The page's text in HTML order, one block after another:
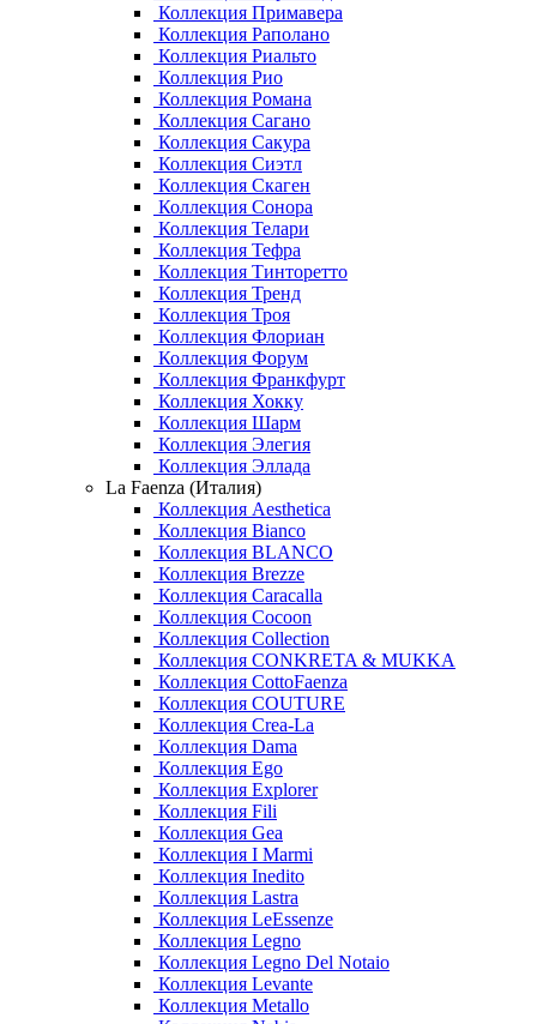
Коллекция Примавера
Коллекция Раполано
Коллекция Риальто
Коллекция Рио
Коллекция Романа
Коллекция Сагано
Коллекция Сакура
Коллекция Сиэтл
Коллекция Скаген
Коллекция Сонора
Коллекция Телари
Коллекция Тефра
Коллекция Тинторетто
Коллекция Тренд
Коллекция Троя
Коллекция Флориан
Коллекция Форум
Коллекция Франкфурт
Коллекция Хокку
Коллекция Шарм
Коллекция Элегия
Коллекция Эллада
La Faenza (Италия)
Коллекция Aesthetica
Коллекция Bianco
Коллекция BLANCO
Коллекция Brezze
Коллекция Caracalla
Коллекция Cocoon
Коллекция Collection
Коллекция CONKRETA & MUKKA
Коллекция CottoFaenza
Коллекция COUTURE
Коллекция Crea-La
Коллекция Dama
Коллекция Ego
Коллекция Explorer
Коллекция Fili
Коллекция Gea
Коллекция I Marmi
Коллекция Inedito
Коллекция Lastra
Коллекция LeEssenze
Коллекция Legno
Коллекция Legno Del Notaio
Коллекция Levante
Коллекция Metallo